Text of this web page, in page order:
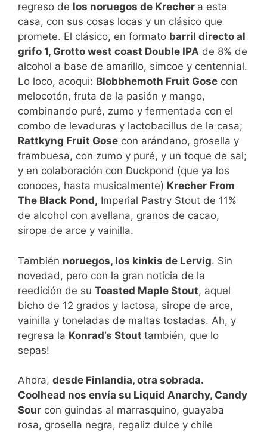
regreso de los noruegos de Krecher a esta
casa, con sus cosas locas y un clásico que
promete. El clásico, en formato barril directo al
grifo 1, Grotto west coast Double IPA de 8% de
alcohol a base de amarillo, simcoe y centennial.
Lo loco, acoqui: Blobbhemoth Fruit Gose con
melocotón, fruta de la pasión y mango,
combinando puré, zumo y fermentada con el
combo de levaduras y lactobacillus de la casa;
Rattkyng Fruit Gose con arándano, grosella y
frambuesa, con zumo y puré, y un toque de sal;
y en colaboración con Duckpond (que ya los
conoces, hasta musicalmente) Krecher From
The Black Pond, Imperial Pastry Stout de 11%
de alcohol con avellana, granos de cacao,
sirope de arce y vainilla.
También noruegos, los kinkis de Lervig. Sin
novedad, pero con la gran noticia de la
reedición de su Toasted Maple Stout, aquel
bicho de 12 grados y lactosa, sirope de arce,
vainilla y toneladas de maltas tostadas. Ah, y
regresa la Konrad’s Stout también, que lo
sepas!
Ahora, desde Finlandia, otra sobrada.
Coolhead nos envía su Liquid Anarchy, Candy
Sour con guindas al marrasquino, guayaba
rosa, grosella negra, regaliz dulce y chile